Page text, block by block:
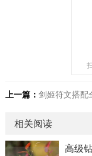
上一篇： 剑姬符文搭配全解析，助
相关阅读
高级